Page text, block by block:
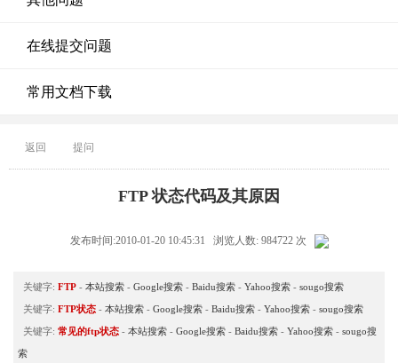
在线提交问题
常用文档下载
返回 提问
FTP 状态代码及其原因
发布时间:2010-01-20 10:45:31 浏览人数: 984722 次
关键字: FTP - 本站搜索 - Google搜索 - Baidu搜索 - Yahoo搜索 - sougo搜索
关键字: FTP状态 - 本站搜索 - Google搜索 - Baidu搜索 - Yahoo搜索 - sougo搜索
关键字: 常见的ftp状态 - 本站搜索 - Google搜索 - Baidu搜索 - Yahoo搜索 - sougo搜
索